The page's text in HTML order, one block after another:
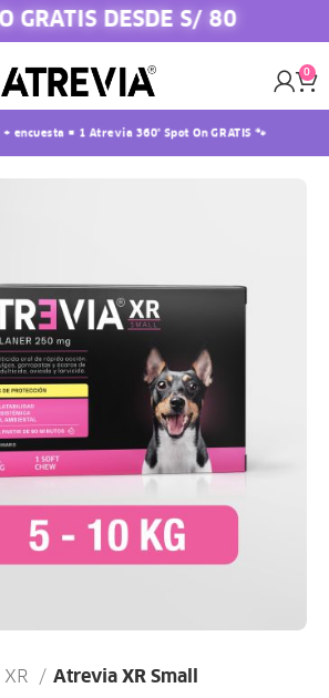
GRATIS DESDE S/ 80
0
encuesta = 1 Atrevia 360° Spot On GRATIS 🐾
XR Atrevia XR Small